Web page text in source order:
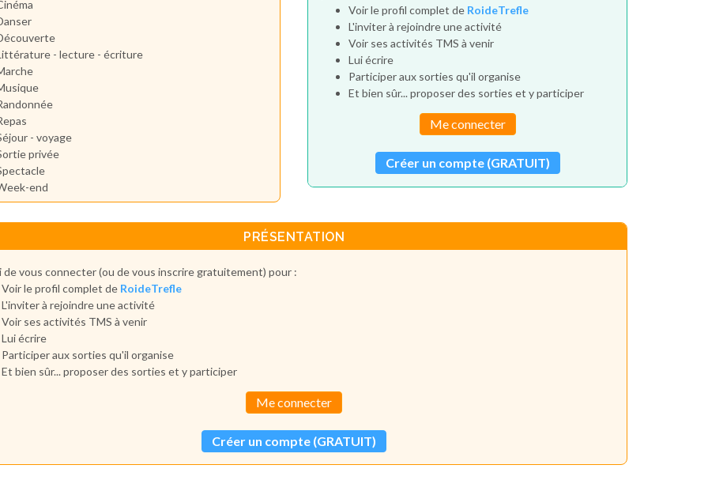
- lecture - écriture
- voyage
privée
end
Voir le profil complet de RoideTrefle
L'inviter à rejoindre une activité
Voir ses activités TMS à venir
Lui écrire
Participer aux sorties qu'il organise
Et bien sûr... proposer des sorties et y participer
Me connecter
Créer un compte (GRATUIT)
PRÉSENTATION
de vous connecter (ou de vous inscrire gratuitement) pour :
Voir le profil complet de RoideTrefle
L'inviter à rejoindre une activité
Voir ses activités TMS à venir
Lui écrire
Participer aux sorties qu'il organise
Et bien sûr... proposer des sorties et y participer
Me connecter
Créer un compte (GRATUIT)